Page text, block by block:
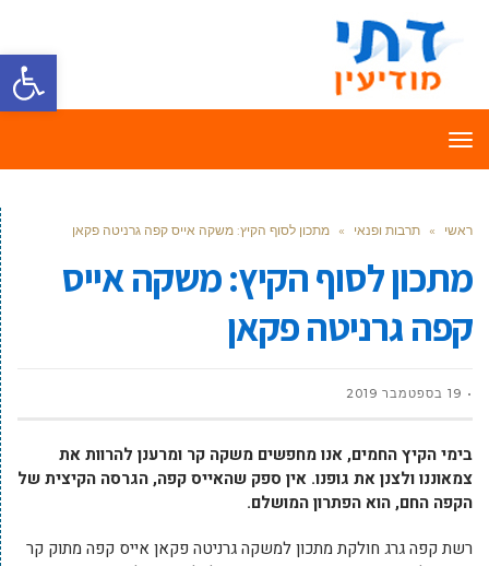
פתח
תפריט
ראשי » תרבות ופנאי » מתכון לסוף הקיץ: משקה אייס קפה גרניטה פקאן
מתכון לסוף הקיץ: משקה אייס
קפה גרניטה פקאן
19 בספטמבר 2019
בימי הקיץ החמים, אנו מחפשים משקה קר ומרענן להרוות את
צמאוננו ולצנן את גופנו. אין ספק שהאייס קפה, הגרסה הקיצית של
הקפה החם, הוא הפתרון המושלם.
רשת קפה גרג חולקת מתכון למשקה גרניטה פקאן אייס קפה מתוק קר